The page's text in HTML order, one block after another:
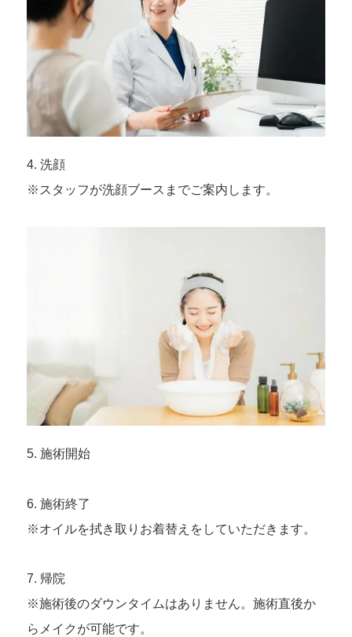
4. 洗顔
※スタッフが洗顔ブースまでご案内します。
5. 施術開始
6. 施術終了
※オイルを拭き取りお着替えをしていただきます。
7. 帰院
※施術後のダウンタイムはありません。施術直後か
らメイクが可能です。